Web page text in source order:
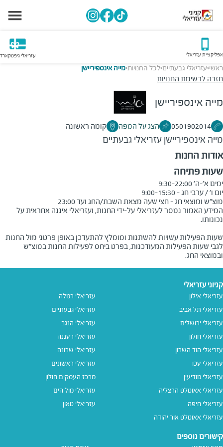
אפליקציית עזריאלי עזריאלי גיפטקארד
ראשי>עזריאלי גבעתיים>לכל החנויות>מייה אינספיריישן
חזרה לרשימת החנויות
מייה אינספיריישן
0501902014 הצג על המפה קומה ראשונה
מייה אינספיריישן עזריאלי גבעתיים
אודות החנות
שעות פתיחה
מוצ"ש ומוצאי חג - חצי שעה מצאת השבת/החג ועד 23:00
המידע האמור נמסר לעזריאלי על-ידי החנות, ועזריאלי איננה אחראית על
שעות הפעילות עשויות להשתנות ומומלץ להתעדכן באופן פרטני מול החנות
לגבי שעות הפעילות המעודכנות, בפרט ביחס לפעילות החנות במוצ"ש
ובמוצאי החג.
קניוני עזריאלי
עזריאלי אילון
עזריאלי תל אביב
עזריאלי ירושלים
עזריאלי חולון
עזריאלי הוד השרון
עזריאלי עכו
עזריאלי מודיעין
עזריאלי אאוטלט הרצליה
עזריאלי חיפה
עזריאלי אאוטלט אור יהודה
עזריאלי רמלה
עזריאלי גבעתיים
עזריאלי הנגב
עזריאלי רעננה
עזריאלי שרונה
עזריאלי ראשונים
מרכז העסקים חולון
עזריאלי מול הים
עזריאלי טאון
קישורים נוספים